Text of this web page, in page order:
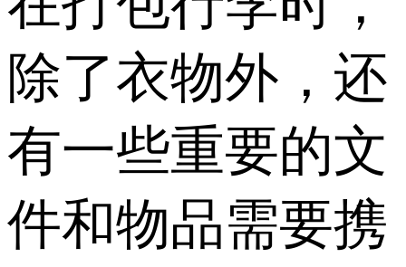
除了衣物外，还
有一些重要的文
件和物品需要携